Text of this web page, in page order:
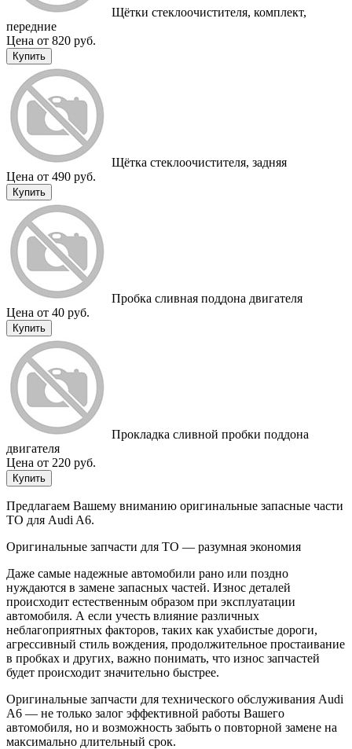
Щётки стеклоочистителя, комплект,
передние
Цена от 820 руб.
Купить
Щётка стеклоочистителя, задняя
Цена от 490 руб.
Купить
Пробка сливная поддона двигателя
Цена от 40 руб.
Купить
Прокладка сливной пробки поддона
двигателя
Цена от 220 руб.
Купить
Предлагаем Вашему вниманию оригинальные запасные части
ТО для Audi A6.
Оригинальные запчасти для ТО — разумная экономия
Даже самые надежные автомобили рано или поздно
нуждаются в замене запасных частей. Износ деталей
происходит естественным образом при эксплуатации
автомобиля. А если учесть влияние различных
неблагоприятных факторов, таких как ухабистые дороги,
агрессивный стиль вождения, продолжительное простаивание
в пробках и других, важно понимать, что износ запчастей
будет происходит значительно быстрее.
Оригинальные запчасти для технического обслуживания Audi
A6 — не только залог эффективной работы Вашего
автомобиля, но и возможность забыть о повторной замене на
максимально длительный срок.